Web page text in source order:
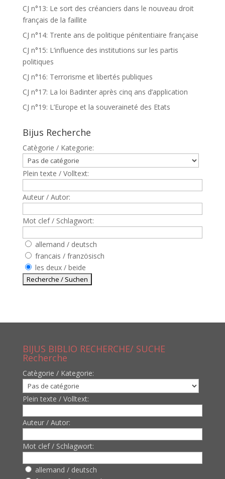
CJ n°13: Le sort des créanciers dans le nouveau droit
français de la faillite
CJ n°14: Trente ans de politique pénitentiaire française
CJ n°15: L’influence des institutions sur les partis
politiques
CJ n°16: Terrorisme et libertés publiques
CJ n°17: La loi Badinter après cinq ans d’application
CJ n°19: L’Europe et la souveraineté des Etats
Bijus Recherche
Catègorie / Kategorie:
Plein texte / Volltext:
Auteur / Autor:
Mot clef / Schlagwort:
allemand / deutsch
francais / französisch
les deux / beide
BIJUS BIBLIO RECHERCHE/ SUCHE
Recherche
Catègorie / Kategorie:
Plein texte / Volltext:
Auteur / Autor:
Mot clef / Schlagwort:
allemand / deutsch